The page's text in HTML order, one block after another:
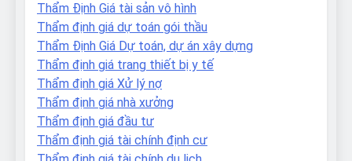
Thẩm Định Giá tài sản vô hình
Thẩm định giá dự toán gói thầu
Thẩm Định Giá Dự toán, dự án xây dựng
Thẩm định giá trang thiết bị y tế
Thẩm định giá Xử lý nợ
Thẩm định giá nhà xưởng
Thẩm định giá đầu tư
Thẩm định giá tài chính định cư